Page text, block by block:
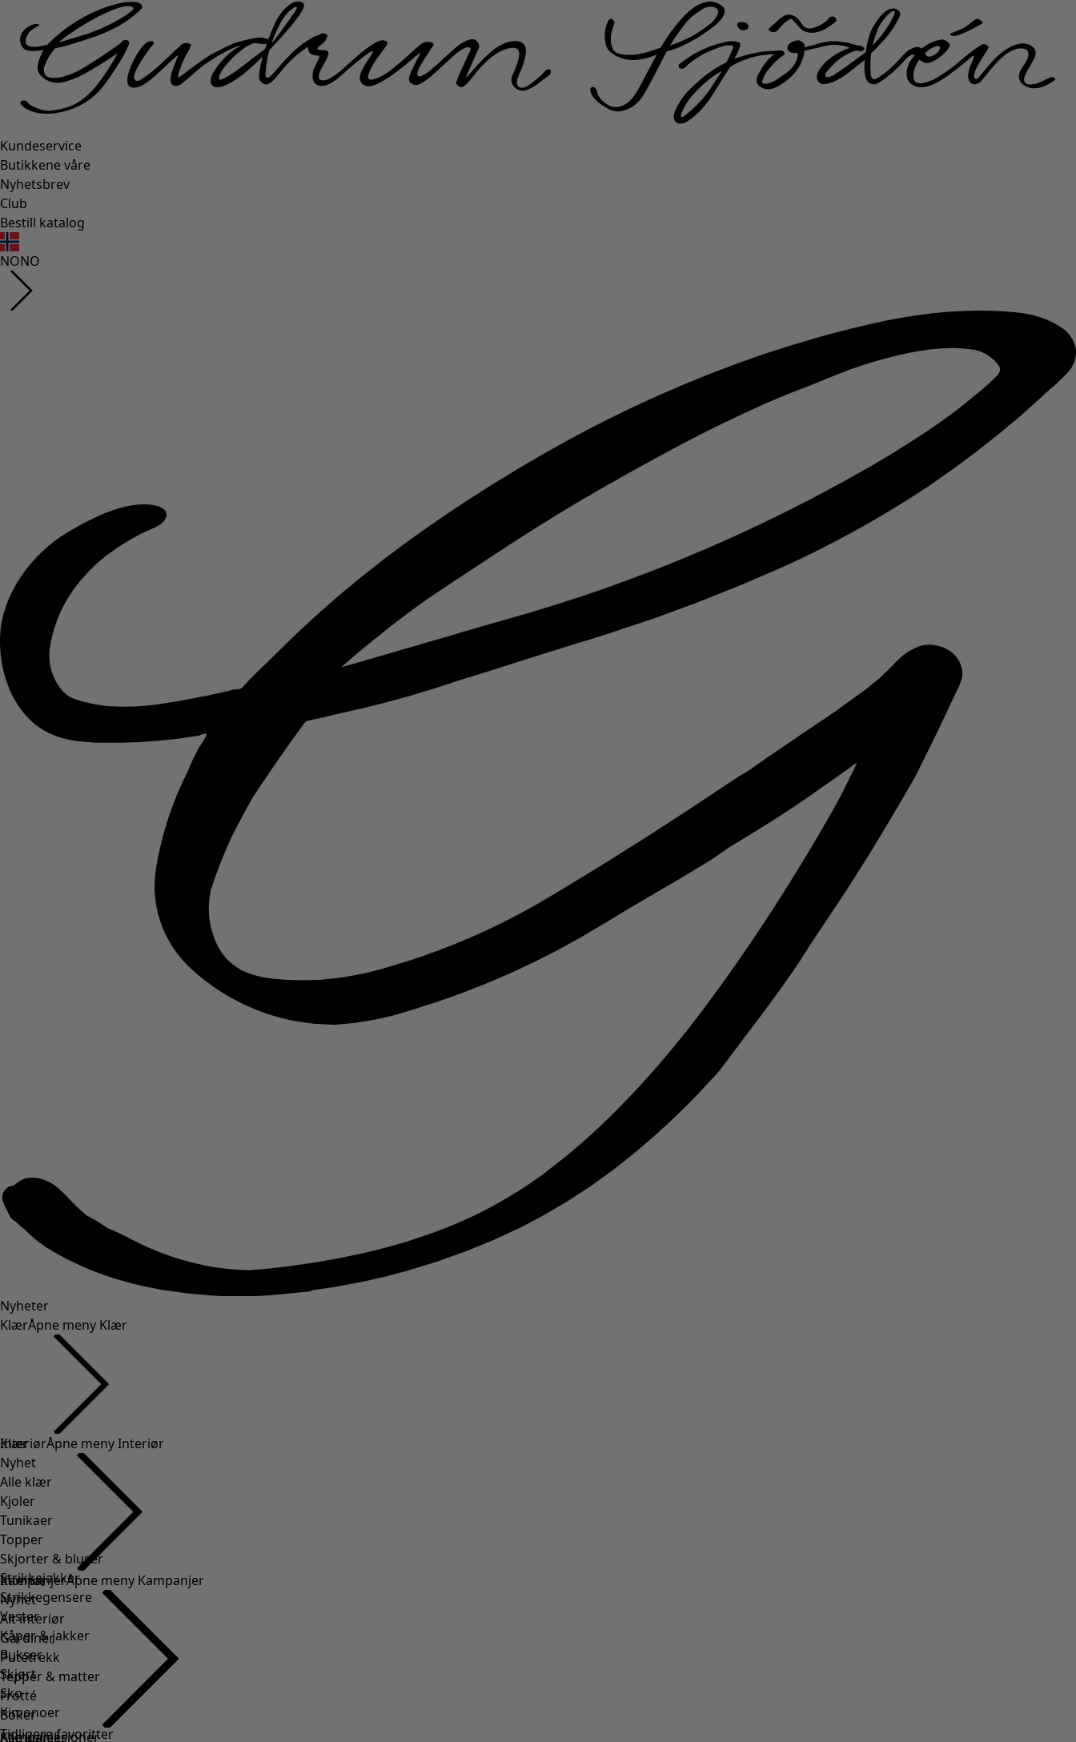
Kundeservice
Butikkene våre
Nyhetsbrev
Club
Bestill katalog
NONO
Nyheter
KlærÅpne meny Klær
Klær
Nyhet
Alle klær
Kjoler
Tunikaer
Topper
Skjorter & bluser
Strikkejakker
Strikkegensere
Vester
Kåper & jakker
Bukser
Skjørt
Sko
Kimonoer
InteriørÅpne meny Interiør
Interiør
Nyhet
Alt interiør
Gardiner
Putetrekk
Tepper & matter
Frotté
Boker
Tidligere favoritter
KampanjerÅpne meny Kampanjer
Kampanjer
Alle kolleksjoner